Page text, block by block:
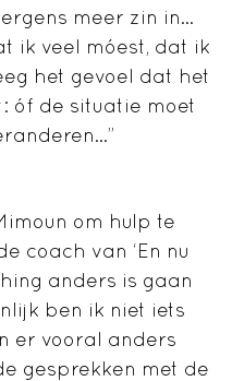
meer zin in…
ik veel móest, dat ik
het gevoel dat het
óf de situatie moet
om hulp te
coach van ‘En nu
anders is gaan
ben ik niet iets
er vooral anders
gesprekken met de